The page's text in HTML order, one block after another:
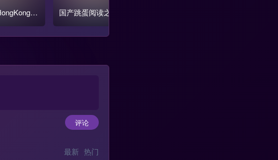
写真合集
国产跳蛋阅读之《青龙
文学》第六季+第七季
评论
最新 热门